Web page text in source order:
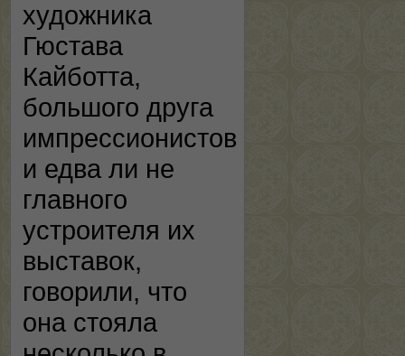
художника
Гюстава
Кайботта,
большого друга
импрессионистов
и едва ли не
главного
устроителя их
выставок,
говорили, что
она стояла